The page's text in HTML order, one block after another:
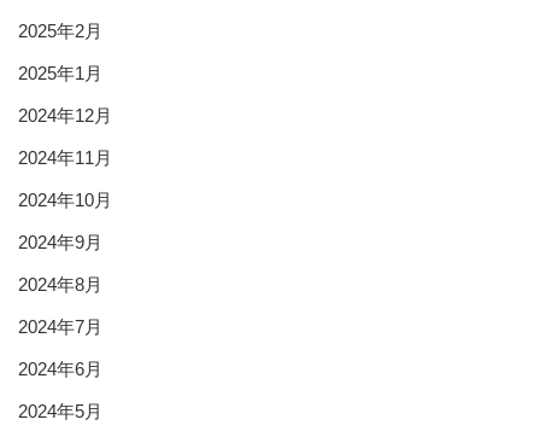
2025年2月
2025年1月
2024年12月
2024年11月
2024年10月
2024年9月
2024年8月
2024年7月
2024年6月
2024年5月